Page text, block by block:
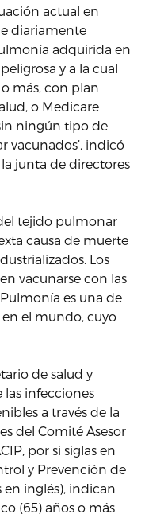
actual en
diariamente
adquirida en
y a la cual
más, con plan
o Medicare
ningún tipo de
vacunados’, indicó
junta de directores
tejido pulmonar
causa de muerte
Los
vacunarse con las
es una de
en el mundo, cuyo
de salud y
las infecciones
a través de la
del Comité Asesor
por si siglas en
y Prevención de
en inglés), indican
(65) años o más